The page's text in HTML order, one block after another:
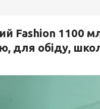
Fashion 1100
для обіду,